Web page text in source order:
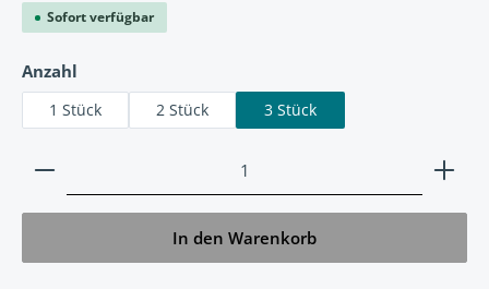
Sofort verfügbar
Anzahl
1 Stück 2 Stück 3 Stück
Produkt Anzahl: Gib den gewünschten Wert ein
In den Warenkorb